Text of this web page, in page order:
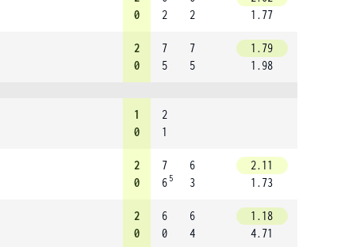
0
2
2
1.77
2
0
7
5
7
5
1.79
1.98
1
0
2
1
2
0
7
6 5
6
3
2.11
1.73
2
0
6
0
6
4
1.18
4.71